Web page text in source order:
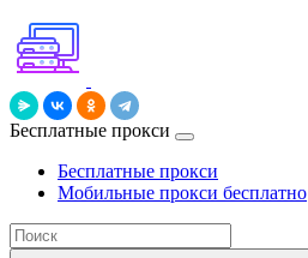
Бесплатные прокси
Бесплатные прокси
Мобильные прокси бесплатно